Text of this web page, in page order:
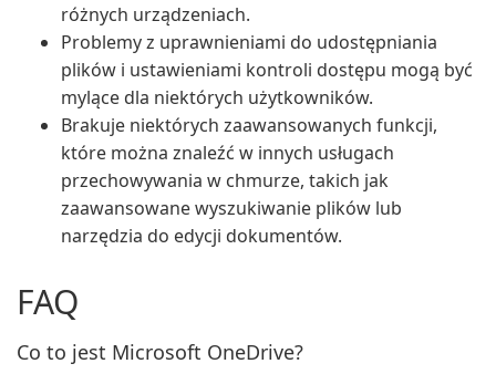
różnych urządzeniach.
Problemy z uprawnieniami do udostępniania
plików i ustawieniami kontroli dostępu mogą być
mylące dla niektórych użytkowników.
Brakuje niektórych zaawansowanych funkcji,
które można znaleźć w innych usługach
przechowywania w chmurze, takich jak
zaawansowane wyszukiwanie plików lub
narzędzia do edycji dokumentów.
FAQ
Co to jest Microsoft OneDrive?